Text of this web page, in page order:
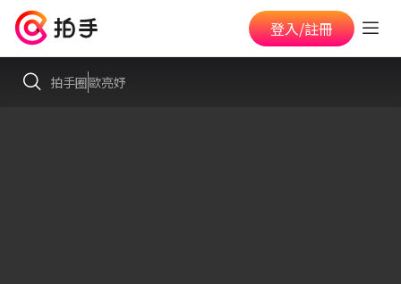
登入/註冊
拍手圈歐亮妤